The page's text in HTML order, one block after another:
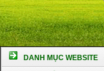
DANH MỤC WEBSITE